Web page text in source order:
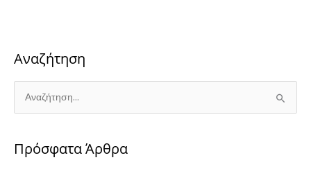
Αναζήτηση
ζΠρόσφατα Άρθρα